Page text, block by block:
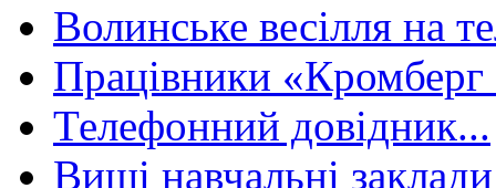
Волинське весілля на
Працівники
Телефонний довідник...
Вищі навчальні